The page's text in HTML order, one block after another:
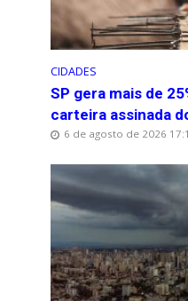
CIDADES
SP gera mais de
carteira assinada
6 de agosto de 2026